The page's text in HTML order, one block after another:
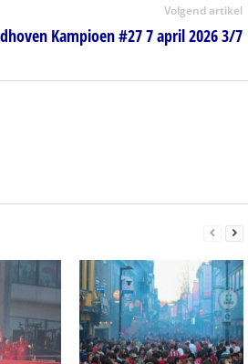
Volgend artikel
Kampioen #27 7 april 2026 3/7